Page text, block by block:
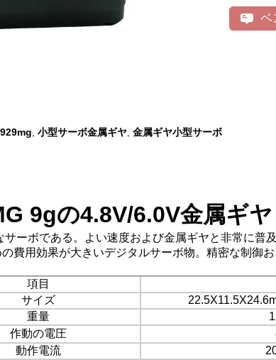
ベ
, 小型サーボ金属ギヤ, 金属ギヤ小型サーボ
9gの4.8V/6.0V金属ギ
ーボである。よい速度および金属ギヤと非常に
費用効果が大きいデジタルサーボ物。精密な制御
項目
サイズ
重量
作動の電圧
動作電流